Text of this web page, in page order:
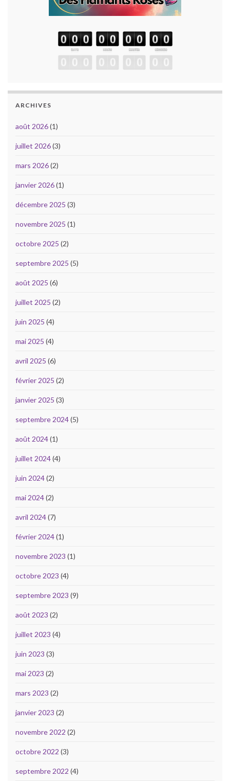
ARCHIVES
août 2026(1)
juillet 2026(3)
mars 2026(2)
janvier 2026(1)
décembre 2025 (3)
novembre 2025 (1)
octobre 2025 (2)
septembre 2025 (5)
août 2025 (6)
juillet 2025 (2)
juin 2025 (4)
mai 2025 (4)
avril 2025 (6)
février 2025 (2)
janvier 2025 (3)
septembre 2024(5)
août 2024(1)
juillet 2024(4)
juin 2024(2)
mai 2024(2)
avril 2024(7)
février 2024(1)
novembre 2023 (1)
octobre 2023 (4)
septembre 2023 (9)
août 2023 (2)
juillet 2023 (4)
juin 2023 (3)
mai 2023 (2)
mars 2023 (2)
janvier 2023 (2)
novembre 2022 (2)
octobre 2022 (3)
septembre 2022 (4)